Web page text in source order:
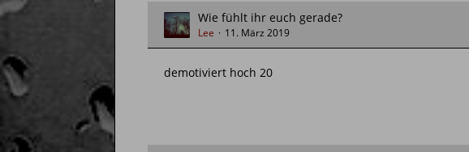
Wie fühlt ihr euch gerade?
Lee 11. März 2019
demotiviert hoch 20